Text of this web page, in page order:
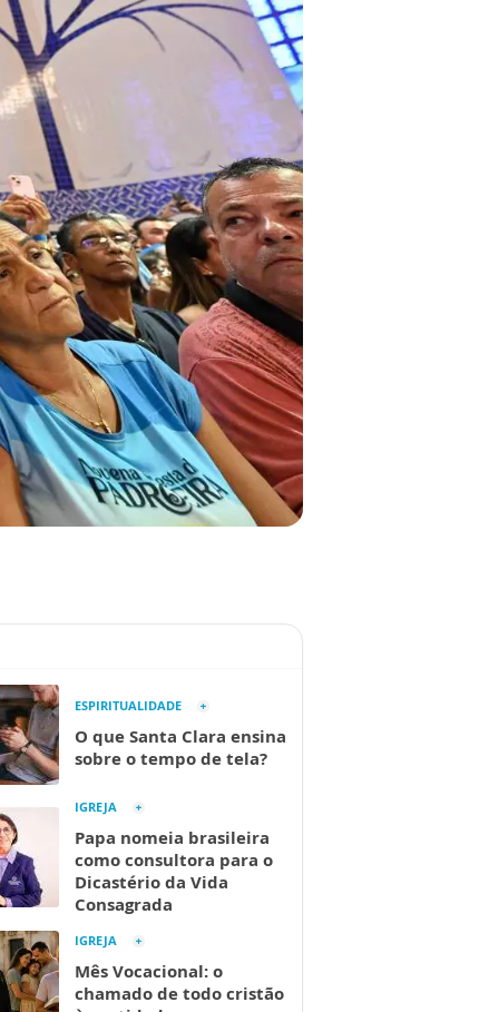
ESPIRITUALIDADE
O que Santa Clara ensina
sobre o tempo de tela?
IGREJA
Papa nomeia brasileira
como consultora para o
Dicastério da Vida
Consagrada
IGREJA
Mês Vocacional: o
chamado de todo cristão